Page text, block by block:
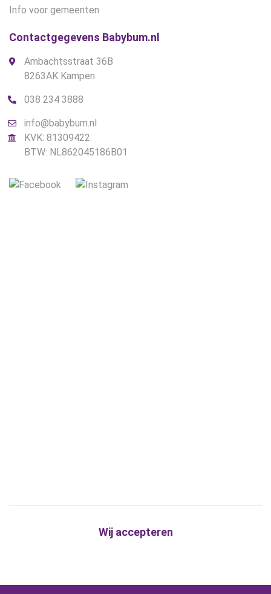
Info voor gemeenten
Contactgegevens Babybum.nl
Ambachtsstraat 36B
8263AK Kampen
038 234 3888
info@babybum.nl
KVK: 81309422
BTW: NL862045186B01
Wij accepteren